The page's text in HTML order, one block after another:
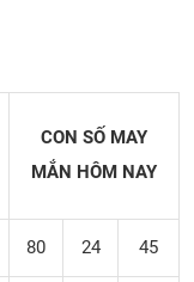
CON SỐ MAY
MẮN HÔM NAY
80 24 45